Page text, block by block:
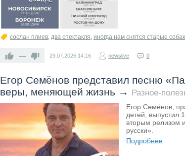
сослан плиев, два спектакля, иногда нам снятся старые
— 29.07.2026 14:16 newslive 0
Егор Семёнов представил песню
веры, меняющей жизнь → Разное-
Егор Семёнов,
детей, выпустил
вторым релизом
русски».
Подробнее